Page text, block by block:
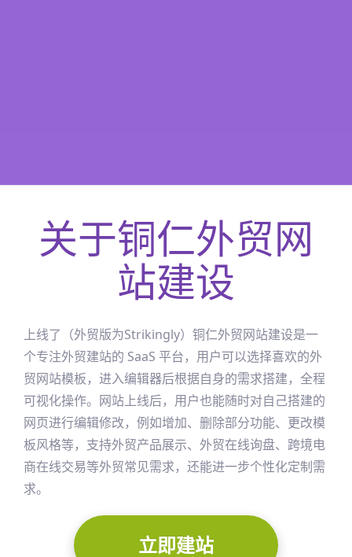
关于铜仁外贸网
站建设
上线了（外贸版为Strikingly） 铜仁外贸网站建设是一
个专注外贸建站的 SaaS 平台，用户可以选择喜欢的外
贸网站模板，进入编辑器后根据自身的需求搭建，全程
可视化操作。网站上线后，用户也能随时对自己搭建的
网页进行编辑修改，例如增加、删除部分功能、更改模
板风格等，支持外贸产品展示、外贸在线询盘、跨境电
商在线交易等外贸常见需求，还能进一步个性化定制需
求。
立即建站